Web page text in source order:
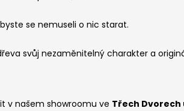
se nemuseli o nic starat.
svůj nezaměnitelný charakter a
v našem showroomu ve Třech Dvorech